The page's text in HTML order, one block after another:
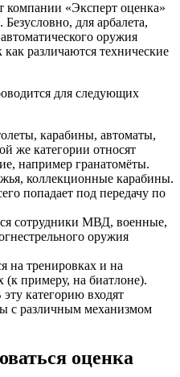
компании «Эксперт оценка»
для арбалета,
оружия
различаются технические
для следующих
карабины, автоматы,
же категории относят
например гранатомёты.
коллекционные карабины.
попадает под передачу по
сотрудники МВД, военные,
оружия
на тренировках и на
(к примеру, на биатлоне).
категорию входят
с различным механизмом
оценка